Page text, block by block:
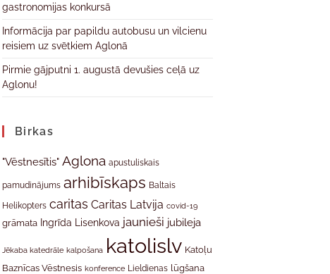
gastronomijas konkursā
Informācija par papildu autobusu un vilcienu
reisiem uz svētkiem Aglonā
Pirmie gājputni 1. augustā devušies ceļā uz
Aglonu!
Birkas
"Vēstnesītis" Aglona apustuliskais
pamudinājums arhibīskaps Baltais
Helikopters caritas Caritas Latvija covid-19
grāmata Ingrīda Lisenkova jaunieši jubileja
Jēkaba katedrāle kalpošana katolislv Katoļu
Baznīcas Vēstnesis konference Lieldienas lūgšana